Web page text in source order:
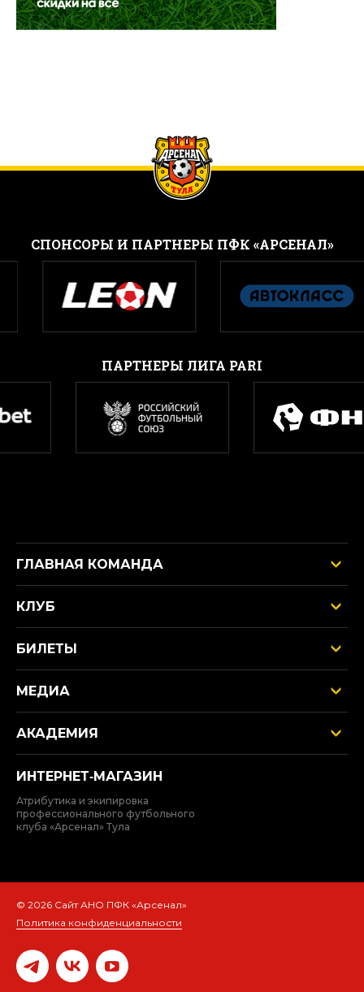
CПОНСОРЫ И ПАРТНЕРЫ ПФК «АРСЕНАЛ»
ПАРТНЕРЫ ЛИГА PARI
ГЛАВНАЯ КОМАНДА
КЛУБ
БИЛЕТЫ
МЕДИА
АКАДЕМИЯ
ИНТЕРНЕТ‑МАГАЗИН
Атрибутика и экипировка
профессионального футбольного
клуба «Арсенал» Тула
© 2026 Сайт АНО ПФК «Арсенал»
Политика конфиденциальности